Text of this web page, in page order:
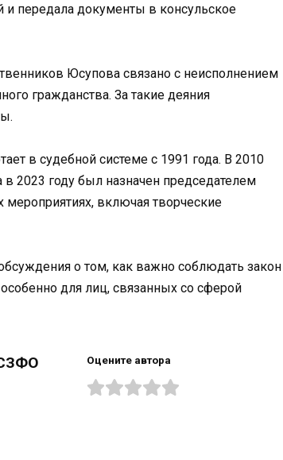
и передала документы в консульское
Юсупова связано с неисполнением
гражданства. За такие деяния
в судебной системе с 1991 года. В 2010
в 2023 году был назначен председателем
мероприятиях, включая творческие
о том, как важно соблюдать закон
для лиц, связанных со сферой
Оцените автора